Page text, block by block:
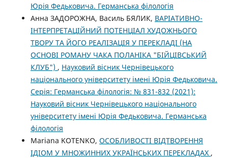
Юрія Федьковича. Германська філологія
Анна ЗАДОРОЖНА, Василь БЯЛИК, ВАРІАТИВНО-
ІНТЕРПРЕТАЦІЙНИЙ ПОТЕНЦІАЛ ХУДОЖНЬОГО
ТВОРУ ТА ЙОГО РЕАЛІЗАЦІЯ У ПЕРЕКЛАДІ (НА
ОСНОВІ РОМАНУ ЧАКА ПОЛАНІКА "БІЙЦІВСЬКИЙ
КЛУБ") , Науковий вісник Чернівецького
національного університету імені Юрія Федьковича.
Серія: Германська філологія: № 831-832 (2021):
Науковий вісник Чернівецького національного
університету імені Юрія Федьковича. Германська
філологія
Mariana KOTENKO, ОСОБЛИВОСТІ ВІДТВОРЕННЯ
ІДІОМ У МНОЖИННИХ УКРАЇНСЬКИХ ПЕРЕКЛАДАХ ,